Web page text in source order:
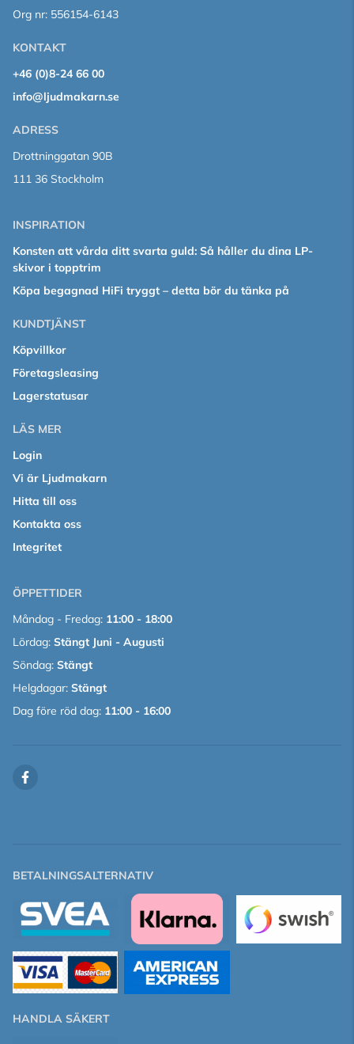
Org nr: 556154-6143
KONTAKT
+46 (0)8-24 66 00
info@ljudmakarn.se
ADRESS
Drottninggatan 90B
111 36 Stockholm
INSPIRATION
Konsten att vårda ditt svarta guld: Så håller du dina LP-
skivor i topptrim
Köpa begagnad HiFi tryggt – detta bör du tänka på
KUNDTJÄNST
Köpvillkor
Företagsleasing
Lagerstatusar
LÄS MER
Login
Vi är Ljudmakarn
Hitta till oss
Kontakta oss
Integritet
ÖPPETTIDER
Måndag - Fredag: 11:00 - 18:00
Lördag: Stängt Juni - Augusti
Söndag: Stängt
Helgdagar: Stängt
Dag före röd dag: 11:00 - 16:00
BETALNINGSALTERNATIV
HANDLA SÄKERT